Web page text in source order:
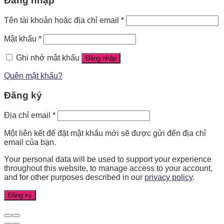
Tên tài khoản hoặc địa chỉ email *
Mật khẩu *
Ghi nhớ mật khẩu Đăng nhập
Quên mật khẩu?
Đăng ký
Địa chỉ email *
Một liên kết để đặt mật khẩu mới sẽ được gửi đến địa chỉ
email của bạn.
Your personal data will be used to support your experience
throughout this website, to manage access to your account,
and for other purposes described in our privacy policy.
Đăng ký